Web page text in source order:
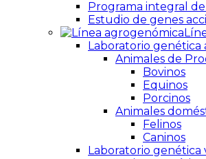
Programa integral
Estudio de genes
Laboratorio genética
Animales de
Bovinos
Equinos
Porcinos
Animales
Felinos
Caninos
Laboratorio genética